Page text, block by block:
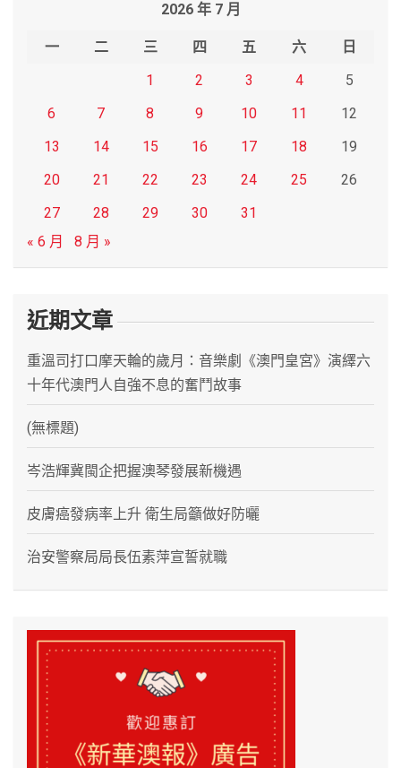
2026 年 7 月
一 二 三 四 五 六
日
1
2 3 4
5
6
7 8 9 10 11
12
13
14 15 16 17 18
19
20
21 22 23 24 25
26
27
28 29 30
31
« 6 月
8 月 »
近期文章
重溫司打口摩天輪的歲月：音樂劇《澳門皇宮》演繹六
十年代澳門人自強不息的奮鬥故事
(無標題)
岑浩輝冀閩企把握澳琴發展新機遇
皮膚癌發病率上升 衛生局籲做好防曬
治安警察局局長伍素萍宣誓就職